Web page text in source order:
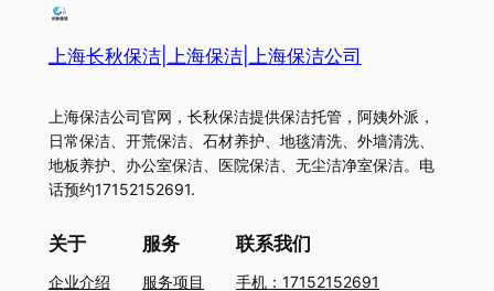
上海长秋保洁|上海保洁|上海保洁公司
上海保洁公司官网，长秋保洁提供保洁托管，阿姨外派，
日常保洁、开荒保洁、石材养护、地毯清洗、外墙清洗、
地板养护、办公室保洁、医院保洁、无尘洁净室保洁。电
话预约17152152691.
关于
企业介绍
服务
服务项目
联系我们
手机：17152152691